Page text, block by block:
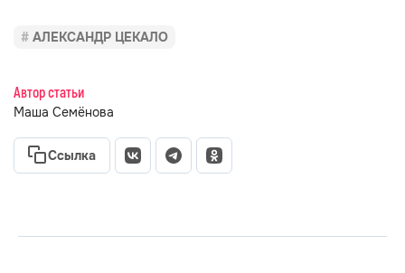
АЛЕКСАНДР ЦЕКАЛО
Автор статьи
Маша Семёнова
Ссылка